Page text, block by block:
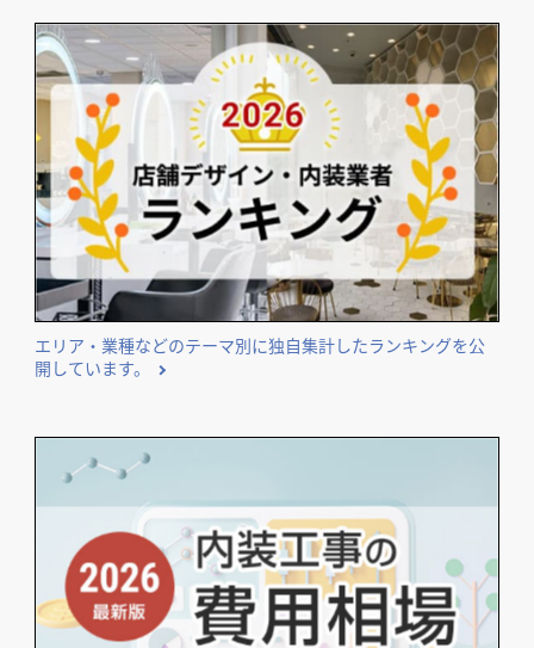
エリア・業種などのテーマ別に独自集計したランキングを公
開しています。